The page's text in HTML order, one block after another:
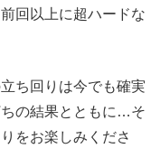
回以上に超ハードな
ち回りは今でも確実
の結果とともに…そ
をお楽しみくださ